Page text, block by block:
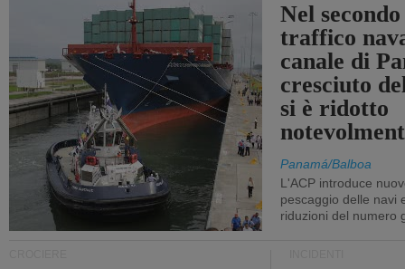
Nel
traffico
canale di
cresciuto
si è ridotto
Panamá/Balboa
L'ACP introduce
pescaggio delle navi
riduzioni del numero